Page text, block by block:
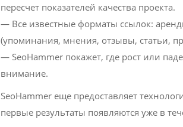
пересчет показателей качества проекта.
— Все известные форматы ссылок:
(упоминания, мнения, отзывы, статьи,
— SeoHammer покажет, где рост или
внимание.
SeoHammer еще предоставляет
первые результаты появляются уже в